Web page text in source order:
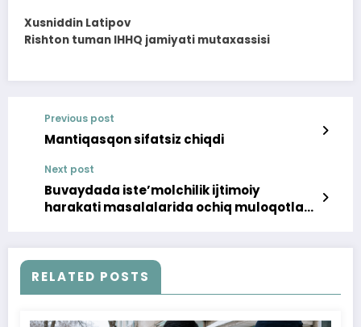
Xusniddin Latipov
Rishton tuman IHHQ jamiyati mutaxassisi
Previous post
Mantiqasqon sifatsiz chiqdi
Next post
Buvaydada isteʼmolchilik ijtimoiy
harakati masalalarida ochiq muloqotlar
RELATED POSTS